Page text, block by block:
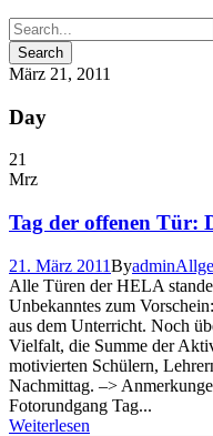
März 21, 2011
Day
21
Mrz
Tag der offenen Tür:
21. März 2011Byadmin
Alle Türen der HELA
Unbekanntes zum
aus dem Unterricht. Noch
Vielfalt, die Summe der
motivierten Schülern,
Nachmittag. –>
Fotorundgang Tag...
Weiterlesen